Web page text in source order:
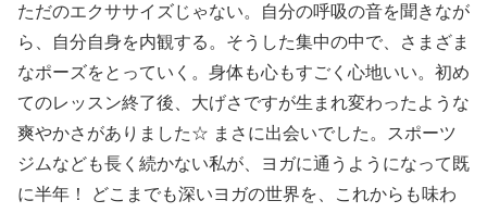
ただのエクササイズじゃない。自分の呼吸の音を聞きなが
ら、自分自身を内観する。そうした集中の中で、さまざま
なポーズをとっていく。身体も心もすごく心地いい。初め
てのレッスン終了後、大げさですが生まれ変わったような
爽やかさがありました☆ まさに出会いでした。スポーツ
ジムなども長く続かない私が、ヨガに通うようになって既
に半年！ どこまでも深いヨガの世界を、これからも味わ